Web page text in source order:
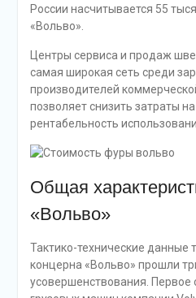
России насчитывается 55
«Вольво».
Центры сервиса и продаж
самая широкая сеть среди
производителей
позволяет снизить затраты
рентабельность
Общая
«Вольво»
Тактико-технические данные
концерна «Вольво» прошли
усовершенствования. Первое